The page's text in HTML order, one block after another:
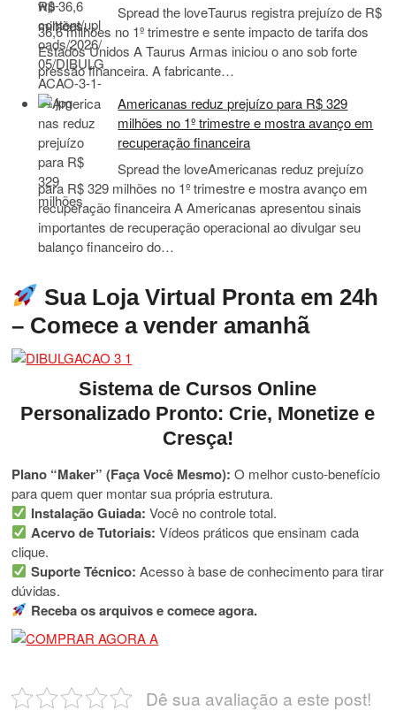
Spread the loveTaurus registra prejuízo de R$
36,6 milhões no 1º trimestre e sente impacto de tarifa dos
Estados Unidos A Taurus Armas iniciou o ano sob forte
pressão financeira. A fabricante…
Americanas reduz prejuízo para R$ 329
milhões no 1º trimestre e mostra avanço em
recuperação financeira
Spread the loveAmericanas reduz prejuízo
para R$ 329 milhões no 1º trimestre e mostra avanço em
recuperação financeira A Americanas apresentou sinais
importantes de recuperação operacional ao divulgar seu
balanço financeiro do…
Sua Loja Virtual Pronta em 24h
– Comece a vender amanhã
Sistema de Cursos Online
Personalizado Pronto: Crie, Monetize e
Cresça!
Plano “Maker” (Faça Você Mesmo): O melhor custo-benefício
para quem quer montar sua própria estrutura.
Instalação Guiada: Você no controle total.
Acervo de Tutoriais: Vídeos práticos que ensinam cada
clique.
Suporte Técnico: Acesso à base de conhecimento para tirar
dúvidas.
Receba os arquivos e comece agora.
Dê sua avaliação a este post!